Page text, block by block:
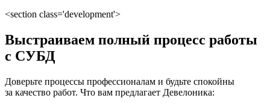
<section class='development'>
Выстраиваем полный процесс работы
с СУБД
Доверьте процессы профессионалам и будьте спокойны
за качество работ. Что вам предлагает Девелоника: